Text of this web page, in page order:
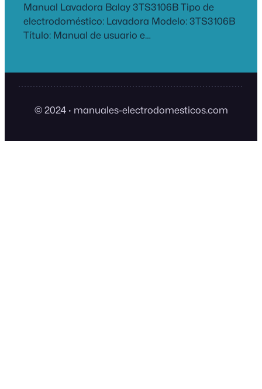
Manual Lavadora Balay 3TS3106B Tipo de
electrodoméstico: Lavadora Modelo: 3TS3106B
Título: Manual de usuario e…
© 2024 · manuales-electrodomesticos.com